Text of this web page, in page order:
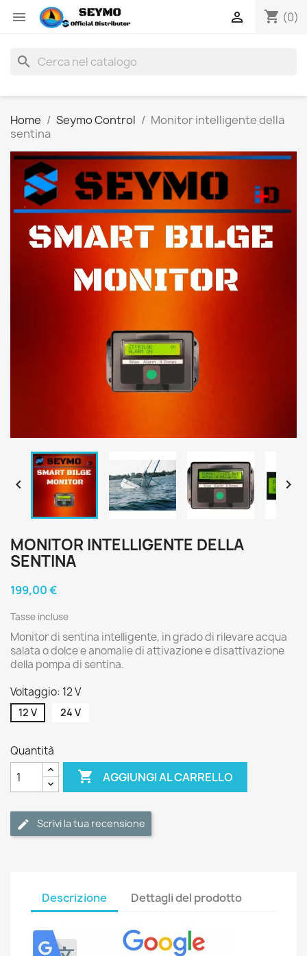
 shopping_cart (0)

search
Home Seymo Control
Monitor intelligente della
sentina
 
MONITOR INTELLIGENTE DELLA
SENTINA
199,00 €
Tasse incluse
Monitor di sentina intelligente, in grado di rilevare acqua
salata o dolce e anomalie di attivazione e disattivazione
della pompa di sentina.
Voltaggio: 12 V
12 V 24 V
Quantità
 AGGIUNGI AL CARRELLO
Scrivi la tua recensione
Descrizione Dettagli del prodotto